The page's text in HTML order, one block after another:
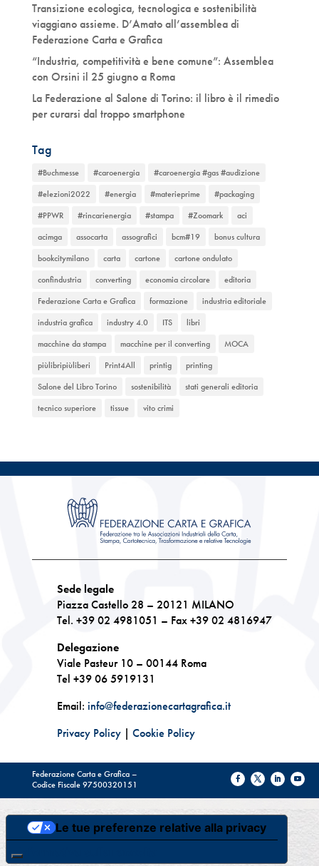
Transizione ecologica, tecnologica e sostenibilità
viaggiano assieme. D’Amato all’assemblea di
Federazione Carta e Grafica
“Industria, competitività e bene comune”: Assemblea
con Orsini il 25 giugno a Roma
La Federazione al Salone di Torino: il libro è il rimedio
per curarsi dal troppo smartphone
Tag
#Buchmesse #caroenergia
#caroenergia #gas #audizione
#elezioni2022
#energia #materieprime
#packaging
#PPWR
#rincarienergia #stampa #Zoomark
aci
acimga
assocarta assografici bcm#19
bonus cultura
bookcitymilano
carta cartone
cartone ondulato
confindustria
converting economia circolare
editoria
Federazione Carta e Grafica
formazione
industria editoriale
industria grafica
industry 4.0 ITS
libri
macchine da stampa
macchine per il converting
MOCA
piùlibripiùliberi
Print4All printig
printing
Salone del Libro Torino
sostenibilità
stati generali editoria
tecnico superiore
tissue vito crimi
Sede legale
Piazza Castello 28 – 20121 MILANO
Tel. +39 02 4981051 – Fax +39 02 4816947
Delegazione
Viale Pasteur 10 – 00144 Roma
Tel +39 06 5919131
Email: info@federazionecartagrafica.it
Privacy Policy| Cookie Policy
Federazione Carta e Grafica –
Codice Fiscale 97500320151
Informativa sulla raccolta
Le tue preferenze relative alla privacy